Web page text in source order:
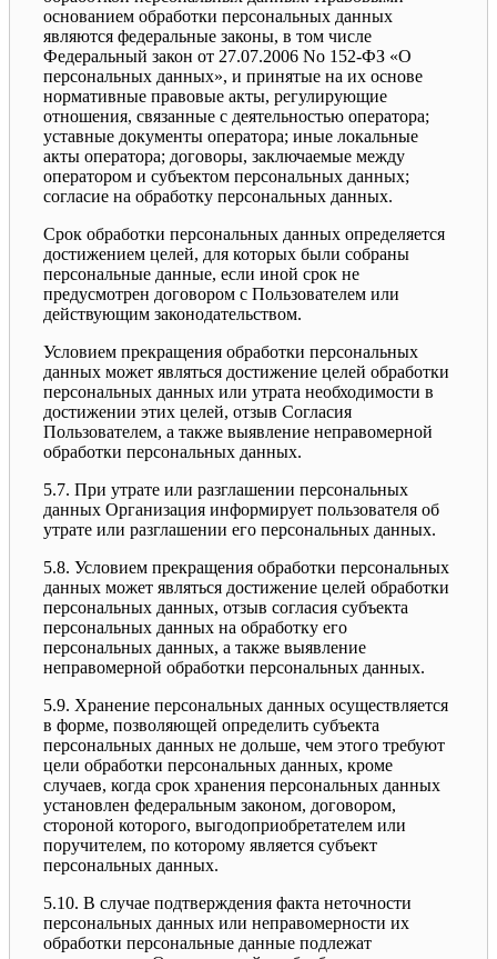
основанием обработки персональных данных
являются федеральные законы, в том числе
Федеральный закон от 27.07.2006 No 152-ФЗ «О
персональных данных», и принятые на их основе
нормативные правовые акты, регулирующие
отношения, связанные с деятельностью оператора;
уставные документы оператора; иные локальные
акты оператора; договоры, заключаемые между
оператором и субъектом персональных данных;
согласие на обработку персональных данных.
Срок обработки персональных данных определяется
достижением целей, для которых были собраны
персональные данные, если иной срок не
предусмотрен договором с Пользователем или
действующим законодательством.
Условием прекращения обработки персональных
данных может являться достижение целей обработки
персональных данных или утрата необходимости в
достижении этих целей, отзыв Согласия
Пользователем, а также выявление неправомерной
обработки персональных данных.
5.7. При утрате или разглашении персональных
данных Организация информирует пользователя об
утрате или разглашении его персональных данных.
5.8. Условием прекращения обработки персональных
данных может являться достижение целей обработки
персональных данных, отзыв согласия субъекта
персональных данных на обработку его
персональных данных, а также выявление
неправомерной обработки персональных данных.
5.9. Хранение персональных данных осуществляется
в форме, позволяющей определить субъекта
персональных данных не дольше, чем этого требуют
цели обработки персональных данных, кроме
случаев, когда срок хранения персональных данных
установлен федеральным законом, договором,
стороной которого, выгодоприобретателем или
поручителем, по которому является субъект
персональных данных.
5.10. В случае подтверждения факта неточности
персональных данных или неправомерности их
обработки персональные данные подлежат